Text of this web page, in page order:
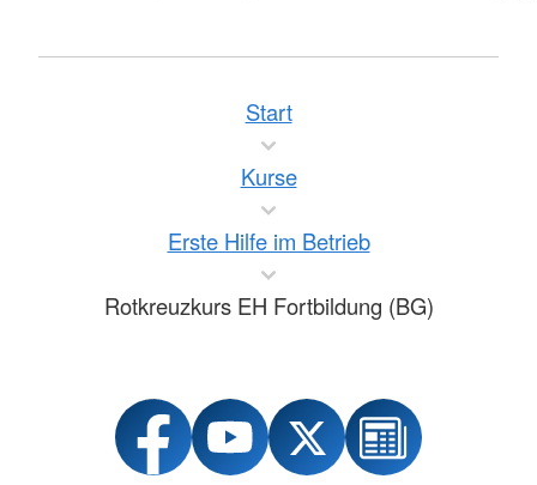
Start
Kurse
Erste Hilfe im Betrieb
Rotkreuzkurs EH Fortbildung (BG)